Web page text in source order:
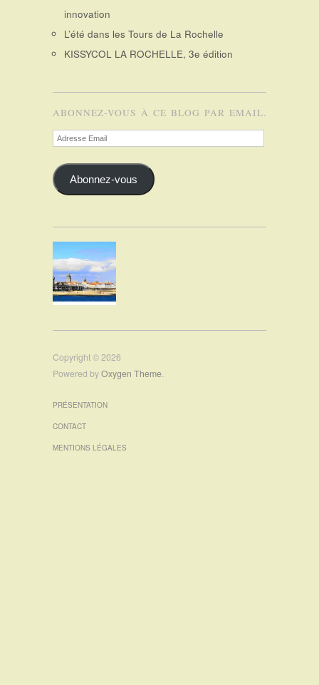
innovation
L’été dans les Tours de La Rochelle
KISSYCOL LA ROCHELLE, 3e édition
ABONNEZ-VOUS À CE BLOG PAR EMAIL.
Adresse
Email
Abonnez-vous
Copyright © 2026
Powered byOxygen Theme.
PRÉSENTATION
CONTACT
MENTIONS LÉGALES